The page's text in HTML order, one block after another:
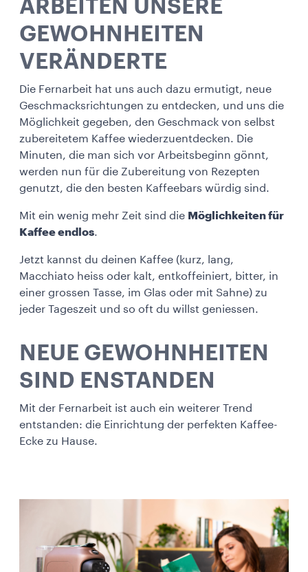
ARBEITEN UNSERE
GEWOHNHEITEN
VERÄNDERTE
Die Fernarbeit hat uns auch dazu ermutigt, neue
Geschmacksrichtungen zu entdecken, und uns die
Möglichkeit gegeben, den Geschmack von selbst
zubereitetem Kaffee wiederzuentdecken. Die
Minuten, die man sich vor Arbeitsbeginn gönnt,
werden nun für die Zubereitung von Rezepten
genutzt, die den besten Kaffeebars würdig sind.
Mit ein wenig mehr Zeit sind die Möglichkeiten für
Kaffee endlos.
Jetzt kannst du deinen Kaffee (kurz, lang,
Macchiato heiss oder kalt, entkoffeiniert, bitter, in
einer grossen Tasse, im Glas oder mit Sahne) zu
jeder Tageszeit und so oft du willst geniessen.
NEUE GEWOHNHEITEN
SIND ENSTANDEN
Mit der Fernarbeit ist auch ein weiterer Trend
entstanden: die Einrichtung der perfekten Kaffee-
Ecke zu Hause.